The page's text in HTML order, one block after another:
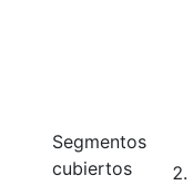
Segmentos
cubiertos